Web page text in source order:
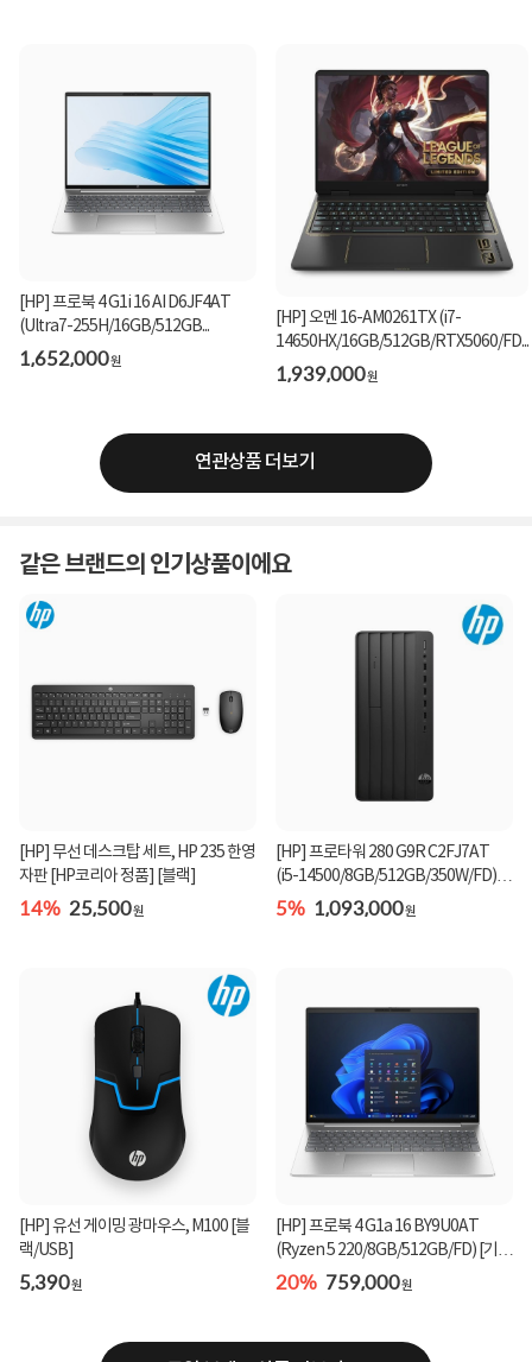
[HP] 프로북 4 G1i 16 AI D6JF4AT
(Ultra7-255H/16GB/512GB...
1,652,000원
[HP] 오멘 16-AM0261TX (i7-
14650HX/16GB/512GB/RTX5060/FD...
1,939,000원
연관상품 더보기
같은 브랜드의 인기상품이에요
[HP] 무선 데스크탑 세트, HP 235 한영
자판 [HP코리아 정품] [블랙]
14% 25,500원
[HP] 프로타워 280 G9R C2FJ7AT
(i5-14500/8GB/512GB/350W/FD)
[기본제품]★오직 컴...
5% 1,093,000원
[HP] 유선 게이밍 광마우스, M100 [블
랙/USB]
5,390원
[HP] 프로북 4 G1a 16 BY9U0AT
(Ryzen 5 220/8GB/512GB/FD) [기본
제품]★컴퓨존 단독...
20% 759,000원